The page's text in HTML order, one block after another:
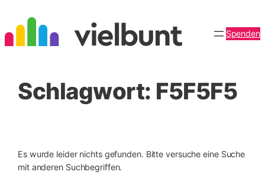
Inhalt
springen
Spenden
Schlagwort: F5F5F5
Es wurde leider nichts gefunden. Bitte versuche eine Suche
mit anderen Suchbegriffen.